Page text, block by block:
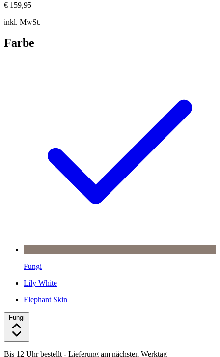
€ 159,95
inkl. MwSt.
Farbe
Fungi
Lily White
Elephant Skin
Fungi
Bis 12 Uhr bestellt - Lieferung am nächsten Werktag